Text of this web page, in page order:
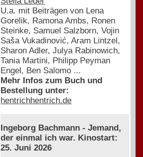
U.a. mit Beiträgen von Lena
Gorelik, Ramona Ambs, Ronen
Steinke, Samuel Salzborn, Vojin
Saša Vukadinović, Aram Lintzel,
Sharon Adler, Julya Rabinowich,
Tania Martini, Philipp Peyman
Engel, Ben Salomo ...
Mehr Infos zum Buch und
Bestellung unter:
hentrichhentrich.de
Ingeborg Bachmann - Jemand,
der einmal ich war. Kinostart:
25. Juni 2026